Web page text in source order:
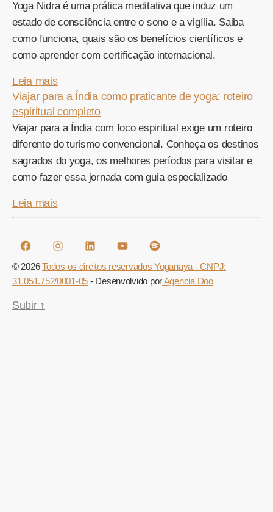
Yoga Nidra é uma prática meditativa que induz um
estado de consciência entre o sono e a vigília. Saiba
como funciona, quais são os benefícios científicos e
como aprender com certificação internacional.
Leia mais
Viajar para a Índia como praticante de yoga: roteiro
espiritual completo
Viajar para a Índia com foco espiritual exige um roteiro
diferente do turismo convencional. Conheça os destinos
sagrados do yoga, os melhores períodos para visitar e
como fazer essa jornada com guia especializado
Leia mais
FacebookInstagramLinkedinYoutubeSpotify
© 2026Todos os direitos reservados Yoganaya - CNPJ:
31.051.752/0001-05 - Desenvolvido porAgencia Doo
Subir ↑